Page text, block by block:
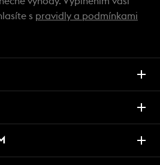
s pravidly a podmínkami